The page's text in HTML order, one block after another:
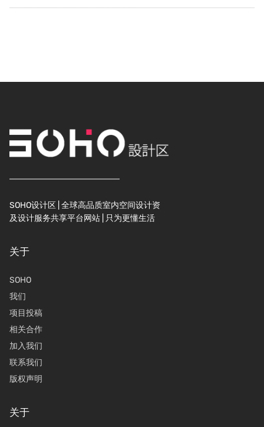
SOHO设计区 | 全球高品质室内空间设计资
及设计服务共享平台网站 | 只为更懂生活
关于
SOHO
我们
项目投稿
相关合作
加入我们
联系我们
版权声明
关于